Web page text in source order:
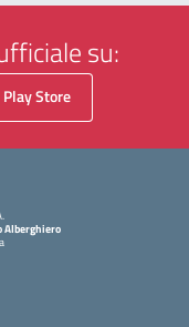
su:
Play Store